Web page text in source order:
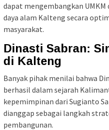
dapat mengembangkan
daya alam Kalteng secara
masyarakat.
Dinasti Sabran:
di Kalteng
Banyak pihak menilai bahwa
berhasil dalam sejarah
kepemimpinan dari Sugianto
dianggap sebagai langkah
pembangunan.